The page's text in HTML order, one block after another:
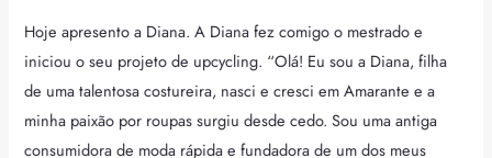
Hoje apresento a Diana. A Diana fez comigo o mestrado e
iniciou o seu projeto de upcycling. “Olá! Eu sou a Diana, filha
de uma talentosa costureira, nasci e cresci em Amarante e a
minha paixão por roupas surgiu desde cedo. Sou uma antiga
consumidora de moda rápida e fundadora de um dos meus
–
Uma
história
de
upcycling